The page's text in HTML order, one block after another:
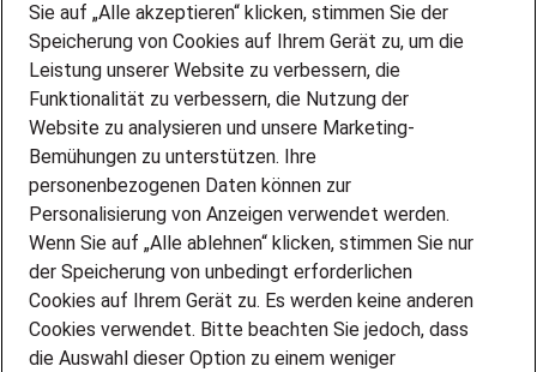
DEINE LEBENSSITUATION
PARTNERSHIP WITH AIRBUS
INITIATIV BEWERBEN
ÜBER UNS
STANDORTE
BLOG
PRESSE
KONTAKT
Sie auf „Alle akzeptieren“ klicken, stimmen Sie der
Speicherung von Cookies auf Ihrem Gerät zu, um die
Leistung unserer Website zu verbessern, die
Funktionalität zu verbessern, die Nutzung der
Website zu analysieren und unsere Marketing-
Bemühungen zu unterstützen. Ihre
personenbezogenen Daten können zur
Personalisierung von Anzeigen verwendet werden.
Wenn Sie auf „Alle ablehnen“ klicken, stimmen Sie nur
der Speicherung von unbedingt erforderlichen
Cookies auf Ihrem Gerät zu. Es werden keine anderen
Cookies verwendet. Bitte beachten Sie jedoch, dass
die Auswahl dieser Option zu einem weniger